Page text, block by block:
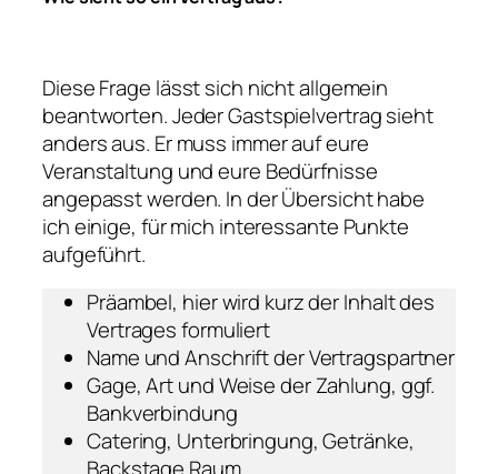
Diese Frage lässt sich nicht allgemein
beantworten. Jeder Gastspielvertrag sieht
anders aus. Er muss immer auf eure
Veranstaltung und eure Bedürfnisse
angepasst werden. In der Übersicht habe
ich einige, für mich interessante Punkte
aufgeführt.
Präambel, hier wird kurz der Inhalt des
Vertrages formuliert
Name und Anschrift der Vertragspartner
Gage, Art und Weise der Zahlung, ggf.
Bankverbindung
Catering, Unterbringung, Getränke,